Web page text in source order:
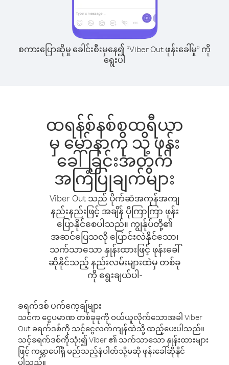
စကားပြောဆိုမှု ခေါင်းစီးမှနေ၍ “Viber Out ဖုန်းခေါ်မှု” ကို
ရွေးပါ
ထရန်စ်နစ်စထရီယာ
မှ မော်နာကို သို့ ဖုန်း
ခေါ်ခြင်းအတွက်
အကြံပြုချက်များ
Viber Out သည် ပိုက်ဆံအကုန်အကျ
နည်းနည်းဖြင့် အချိန် ပိုကြာကြာ ဖုန်း
ပြောနိုင်စေပါသည်။ ကျွန်ုပ်တို့၏
အဆင်ပြေသလို ပြောင်းလဲနိုင်သော၊
သက်သာသော နှုန်းထားဖြင့် ဖုန်းခေါ်
ဆိုနိုင်သည့် နည်းလမ်းများထဲမှ တစ်ခု
ကို ရွေးချယ်ပါ-
ခရက်ဒစ် ပက်ကေ့ချ်များ
သင်က ငွေပမာဏ တစ်ခုခုကို ဝယ်ယူလိုက်သောအခါ Viber
Out ခရက်ဒစ်ကို သင့်ငွေလက်ကျန်ထဲသို့ ထည့်ပေးပါသည်။
သင့်ခရက်ဒစ်ကိုသုံး၍ Viber ၏ သက်သာသော နှုန်းထားများ
ဖြင့် ကမ္ဘာပေါ်ရှိ မည်သည့်နံပါတ်သို့မဆို ဖုန်းခေါ်ဆိုနိုင်
ပါသည်။